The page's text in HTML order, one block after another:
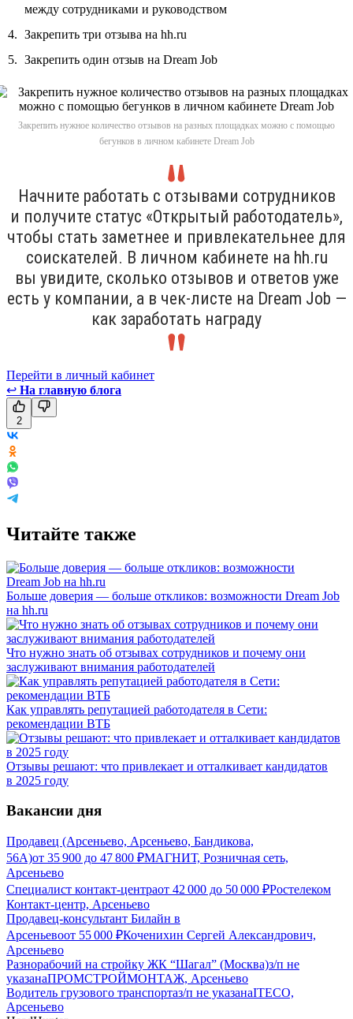
между сотрудниками и руководством
Закрепить три отзыва на hh.ru
Закрепить один отзыв на Dream Job
Закрепить нужное количество отзывов на разных площадках можно с помощью
бегунков в личном кабинете Dream Job
Начните работать с отзывами сотрудников
и получите статус «Открытый работодатель»,
чтобы стать заметнее и привлекательнее для
соискателей. В личном кабинете на hh.ru
вы увидите, сколько отзывов и ответов уже
есть у компании, а в чек-листе на Dream Job —
как заработать награду
Перейти в личный кабинет
↩ На главную блога
2
Читайте также
Больше доверия — больше откликов: возможности Dream Job
на hh.ru
Что нужно знать об отзывах сотрудников и почему они
заслуживают внимания работодателей
Как управлять репутацией работодателя в Сети:
рекомендации ВТБ
Отзывы решают: что привлекает и отталкивает кандидатов
в 2025 году
Вакансии дня
Продавец (Арсеньево, Арсеньево, Бандикова,
56А)от 35 900 до 47 800 ₽МАГНИТ, Розничная сеть,
Арсеньево
Специалист контакт-центраот 42 000 до 50 000 ₽Ростелеком
Контакт-центр, Арсеньево
Продавец-консультант Билайн в
Арсеньевоот 55 000 ₽Коченихин Сергей Александрович,
Арсеньево
Разнорабочий на стройку ЖК “Шагал” (Москва)з/п не
указанаПРОМСТРОЙМОНТАЖ, Арсеньево
Водитель грузового транспортаз/п не указанаITECO,
Арсеньево